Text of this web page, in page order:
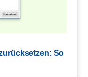
So